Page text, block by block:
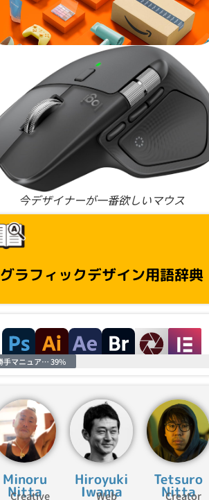
今デザイナーが一番欲しいマウス
グラフィックデザイン用語辞典
勝手マニュアル進捗39%
Minoru
Nitta
Creative
Hiroyuki
Iwama
Web
Tetsuro
Nitta
Creator